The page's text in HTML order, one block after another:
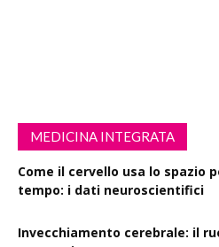
MEDICINA INTEGRATA
Come il cervello usa lo spazio
tempo: i dati neuroscientifici
Invecchiamento cerebrale: il